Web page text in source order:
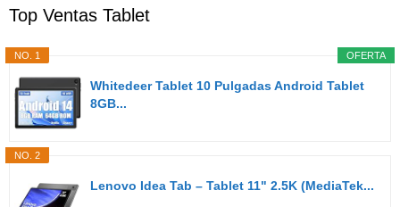
Top Ventas Tablet
OFERTA
NO. 1
Whitedeer Tablet 10 Pulgadas Android Tablet
8GB...
NO. 2
Lenovo Idea Tab – Tablet 11" 2.5K (MediaTek...